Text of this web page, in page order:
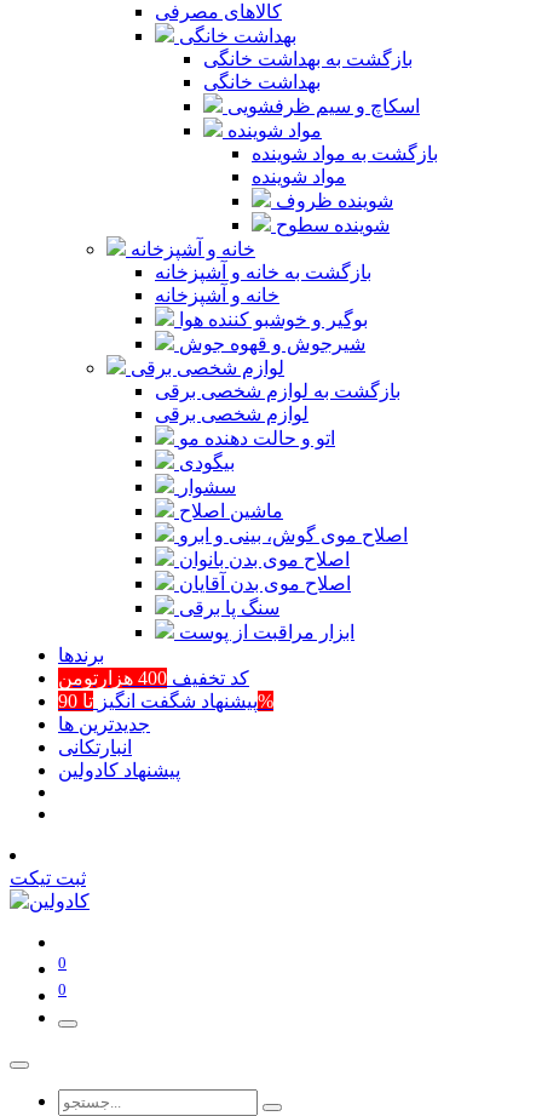
کالاهای مصرفی
بهداشت خانگی
بازگشت به بهداشت خانگی
بهداشت خانگی
اسکاچ و سیم ظرفشویی
مواد شوینده
بازگشت به مواد شوینده
مواد شوینده
شوینده ظروف
شوینده سطوح
خانه و آشپزخانه
بازگشت به خانه و آشپزخانه
خانه و آشپزخانه
بوگیر و خوشبو کننده هوا
شیرجوش و قهوه جوش
لوازم شخصی برقی
بازگشت به لوازم شخصی برقی
لوازم شخصی برقی
اتو و حالت دهنده مو
بیگودی
سشوار
ماشین اصلاح
اصلاح موی گوش، بینی و ابرو
اصلاح موی بدن بانوان
اصلاح موی بدن آقایان
سنگ پا برقی
ابزار مراقبت از پوست
برند‌ها
کد تخفیف 400 هزارتومن
پیشنهاد شگفت انگیزتا 90%
جدیدترین ها
انبارتکانی
پیشنهاد کادولین
ثبت تیکت
0
0